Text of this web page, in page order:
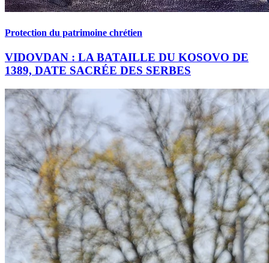
Protection du patrimoine chrétien
VIDOVDAN : LA BATAILLE DU KOSOVO DE
1389, DATE SACRÉE DES SERBES